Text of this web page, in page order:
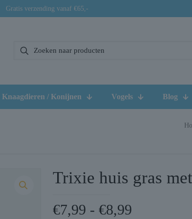
Gratis verzending vanaf €65,-
Knaagdieren / Konijnen Vogels Blog
Trixie huis gras
€7,99 - €8,99